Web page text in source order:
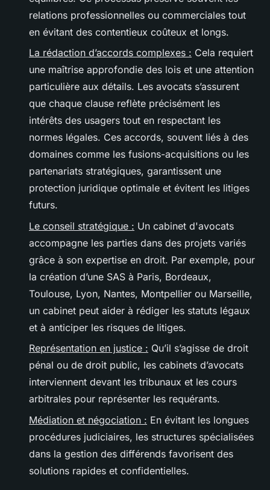
relations professionnelles ou commerciales tout
en évitant des contentieux coûteux et longs.
La rédaction d’accords complexes : Cela requiert
une maîtrise approfondie des lois et une attention
particulière aux détails. Les avocats s’assurent
que chaque clause reflète précisément les
intérêts des usagers tout en respectant les
normes légales. Ces accords, souvent liés à des
domaines comme les fusions-acquisitions ou les
partenariats stratégiques, garantissent une
protection juridique optimale et évitent les litiges
futurs.
Le conseil stratégique : Un cabinet d'avocats
accompagne les parties dans des projets variés
grâce à son expertise en droit. Par exemple, pour
la création d’une SAS à Paris, Bordeaux,
Toulouse, Lyon, Nantes, Montpellier ou Marseille,
un cabinet peut aider à rédiger les statuts légaux
et à anticiper les risques de litiges.
Représentation en justice : Qu’il s’agisse de droit
pénal ou de droit public, les cabinets d’avocats
interviennent devant les tribunaux et les cours
arbitrales pour représenter les requérants.
Médiation et négociation : En évitant les longues
procédures judiciaires, les structures spécialisées
dans la gestion des différends favorisent des
solutions rapides et confidentielles.